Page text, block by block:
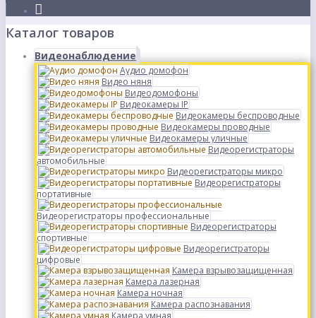
Каталог товаров
Видеонаблюдение
Аудио домофон
Видео няня
Видеодомофоны
Видеокамеры IP
Видеокамеры беспроводные
Видеокамеры проводные
Видеокамеры уличные
Видеорегистраторы
автомобильные
Видеорегистраторы микро
Видеорегистраторы
портативные
Видеорегистраторы профессиональные
Видеорегистраторы
спортивные
Видеорегистраторы
цифровые
Камера взрывозащищенная
Камера лазерная
Камера ночная
Камера распознавания
Камера умная